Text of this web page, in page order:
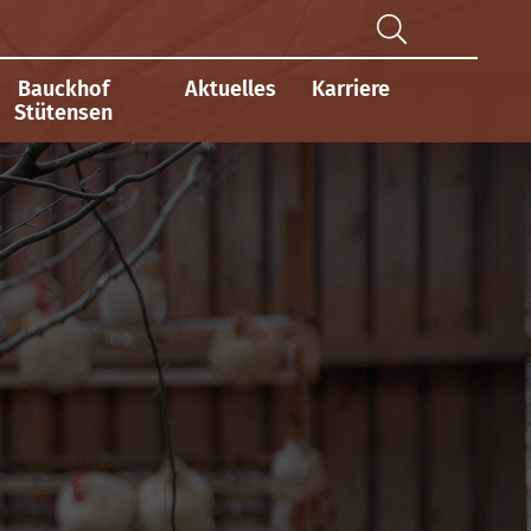
Bauckhof
Stütensen
Aktuelles Karriere